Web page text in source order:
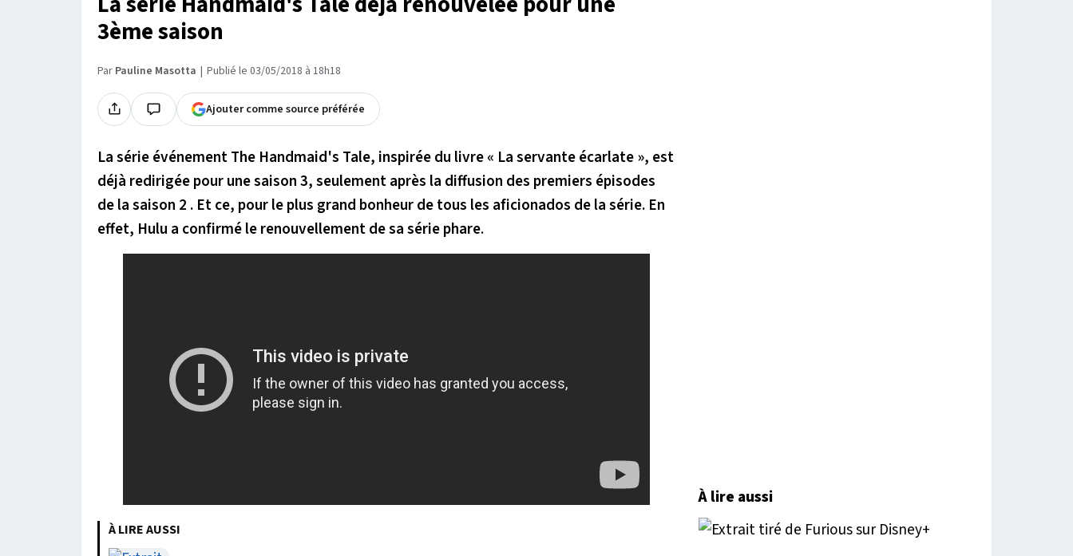
3ème saison
Par Pauline Masotta Publié le 03/05/2018 à 18h18
Ajouter comme source préférée
La série événement The Handmaid's Tale, inspirée du livre « La servante écarlate », est
déjà redirigée pour une saison 3, seulement après la diffusion des premiers épisodes
de la saison 2 . Et ce, pour le plus grand bonheur de tous les aficionados de la série. En
effet, Hulu a confirmé le renouvellement de sa série phare.
À LIRE AUSSI
À lire aussi